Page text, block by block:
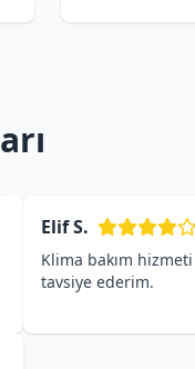
Elif S.
Klima bakım
tavsiye ederim.